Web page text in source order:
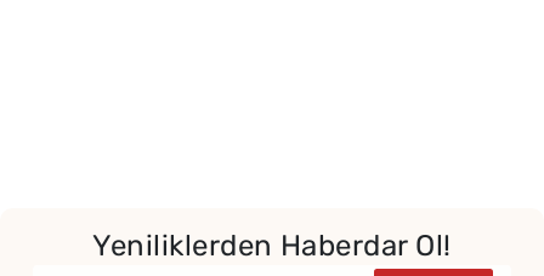
Yeniliklerden Haberdar Ol!